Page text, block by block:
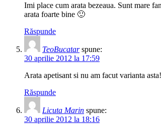
Imi place cum arata bezeaua. Sunt mare
arata foarte bine 🙂
Răspunde
TeoBucatar spune:
30 aprilie 2012 la 17:59
Arata apetisant si nu am facut varianta
Răspunde
Licuta Marin spune:
30 aprilie 2012 la 18:16